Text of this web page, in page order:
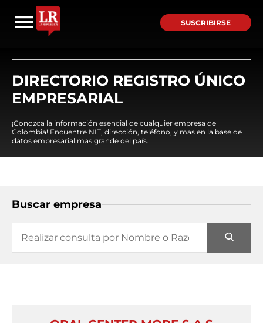
SUSCRIBIRSE
DIRECTORIO REGISTRO ÚNICO
EMPRESARIAL
¡Conozca la información esencial de cualquier empresa de
Colombia! Encuentre NIT, dirección, teléfono, y mas en la base de
datos empresarial mas grande del país.
Buscar empresa